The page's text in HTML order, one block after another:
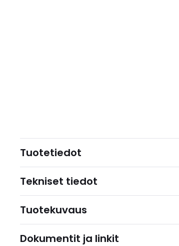
Tuotetiedot
Tekniset tiedot
Tuotekuvaus
Dokumentit ja linkit